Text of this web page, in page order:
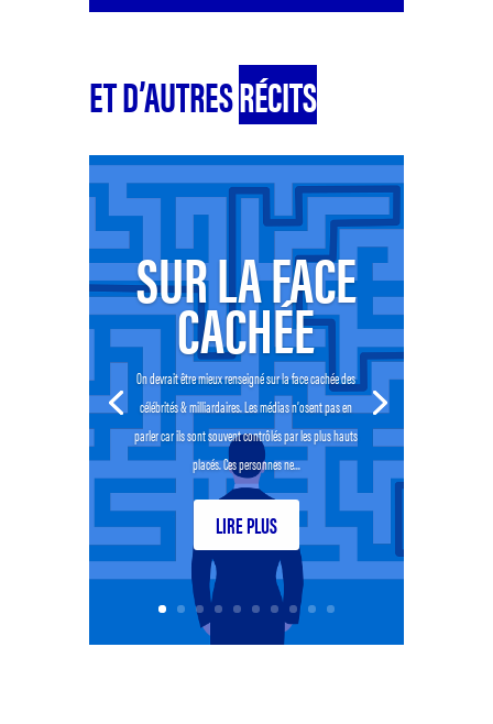
ET D’AUTRESRÉCITS
SUR LA FACE
CACHÉE
On devrait être mieux renseigné sur la face cachée des
célébrités & milliardaires. Les médias n’osent pas en
parler car ils sont souvent contrôlés par les plus hauts
placés. Ces personnes ne...
LIRE PLUS